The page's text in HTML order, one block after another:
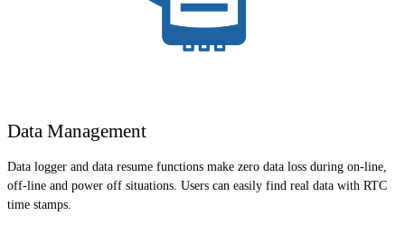
Data Management
Data logger and data resume functions make zero data loss during on-line,
off-line and power off situations. Users can easily find real data with RTC
time stamps.